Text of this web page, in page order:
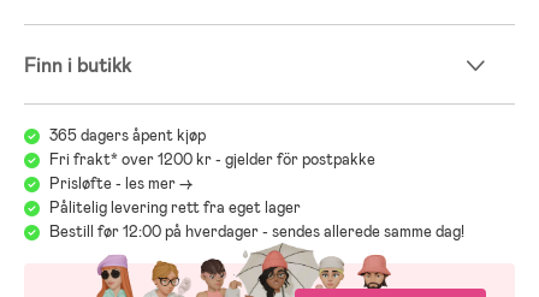
Finn i butikk
365 dagers åpent kjøp
Fri frakt* over 1200 kr - gjelder för postpakke
Prisløfte - les mer ->
Pålitelig levering rett fra eget lager
Bestill før 12:00 på hverdager - sendes allerede samme dag!